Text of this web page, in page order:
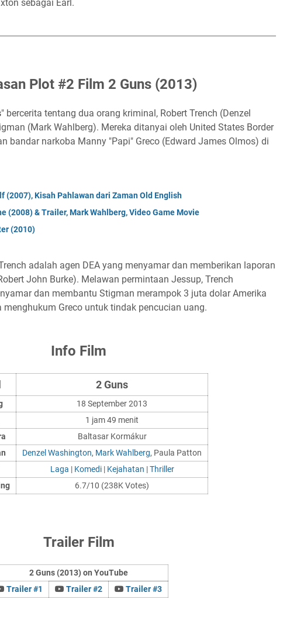
sebagai Earl.
Plot #2 Film 2 Guns (2013)
" bercerita tentang dua orang kriminal, Robert Trench (Denzel
(Mark Wahlberg). Mereka ditanyai oleh United States Border
bandar narkoba Manny "Papi" Greco (Edward James Olmos) di
(2007), Kisah Pahlawan dari Zaman Old English
(2008) & Trailer, Mark Wahlberg, Video Game Movie
(2010)
adalah agen DEA yang menyamar dan memberikan laporan
John Burke). Melawan permintaan Jessup, Trench
dan membantu Stigman merampok 3 juta dolar Amerika
menghukum Greco untuk tindak pencucian uang.
Info Film
2 Guns
18 September 2013
1 jam 49 menit
Baltasar Kormákur
Denzel Washington, Mark Wahlberg, Paula Patton
Laga | Komedi| Kejahatan |Thriller
6.7/10 (238K Votes)
Trailer Film
2 Guns (2013) on YouTube
Trailer #1
Trailer #2 Trailer #3